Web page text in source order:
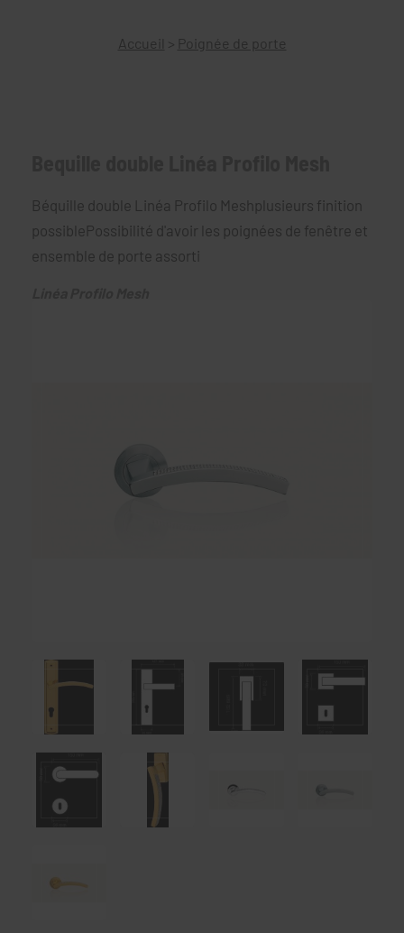
Accueil > Poignée de porte
Béquille double Linéa Profilo Meshplusieurs finition
possiblePossibilité d'avoir les poignées de fenêtre et
ensemble de porte assorti